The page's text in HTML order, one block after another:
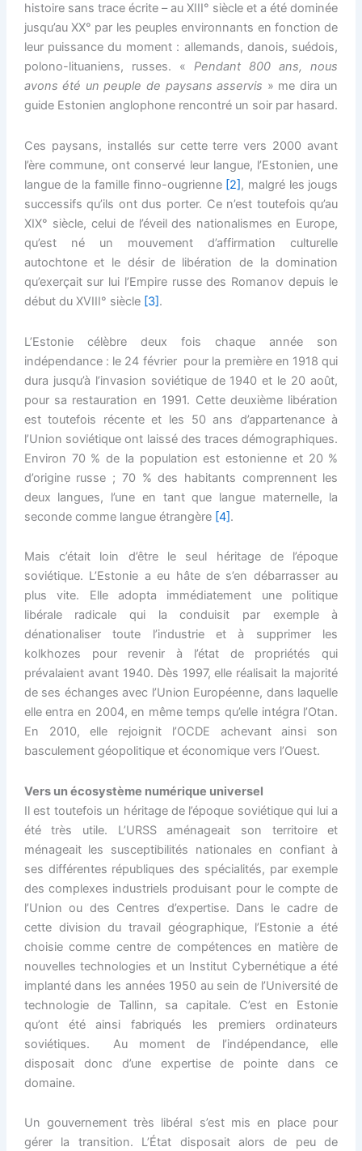
histoire sans trace écrite – au XIII° siècle et a été dominée
jusqu’au XX° par les peuples environnants en fonction de
leur puissance du moment : allemands, danois, suédois,
polono-lituaniens, russes. « Pendant 800 ans, nous
avons été un peuple de paysans asservis » me dira un
guide Estonien anglophone rencontré un soir par hasard.
Ces paysans, installés sur cette terre vers 2000 avant
l’ère commune, ont conservé leur langue, l’Estonien, une
langue de la famille finno-ougrienne [2], malgré les jougs
successifs qu’ils ont dus porter. Ce n’est toutefois qu’au
XIX° siècle, celui de l’éveil des nationalismes en Europe,
qu’est né un mouvement d’affirmation culturelle
autochtone et le désir de libération de la domination
qu’exerçait sur lui l’Empire russe des Romanov depuis le
début du XVIII° siècle [3].
L’Estonie célèbre deux fois chaque année son
indépendance : le 24 février pour la première en 1918 qui
dura jusqu’à l’invasion soviétique de 1940 et le 20 août,
pour sa restauration en 1991. Cette deuxième libération
est toutefois récente et les 50 ans d’appartenance à
l’Union soviétique ont laissé des traces démographiques.
Environ 70 % de la population est estonienne et 20 %
d’origine russe ; 70 % des habitants comprennent les
deux langues, l’une en tant que langue maternelle, la
seconde comme langue étrangère [4].
Mais c’était loin d’être le seul héritage de l’époque
soviétique. L’Estonie a eu hâte de s’en débarrasser au
plus vite. Elle adopta immédiatement une politique
libérale radicale qui la conduisit par exemple à
dénationaliser toute l’industrie et à supprimer les
kolkhozes pour revenir à l’état de propriétés qui
prévalaient avant 1940. Dès 1997, elle réalisait la majorité
de ses échanges avec l’Union Européenne, dans laquelle
elle entra en 2004, en même temps qu’elle intégra l’Otan.
En 2010, elle rejoignit l’OCDE achevant ainsi son
basculement géopolitique et économique vers l’Ouest.
Vers un écosystème numérique universel
Il est toutefois un héritage de l’époque soviétique qui lui a
été très utile. L’URSS aménageait son territoire et
ménageait les susceptibilités nationales en confiant à
ses différentes républiques des spécialités, par exemple
des complexes industriels produisant pour le compte de
l’Union ou des Centres d’expertise. Dans le cadre de
cette division du travail géographique, l’Estonie a été
choisie comme centre de compétences en matière de
nouvelles technologies et un Institut Cybernétique a été
implanté dans les années 1950 au sein de l’Université de
technologie de Tallinn, sa capitale. C’est en Estonie
qu’ont été ainsi fabriqués les premiers ordinateurs
soviétiques. Au moment de l’indépendance, elle
disposait donc d’une expertise de pointe dans ce
domaine.
Un gouvernement très libéral s’est mis en place pour
gérer la transition. L’État disposait alors de peu de